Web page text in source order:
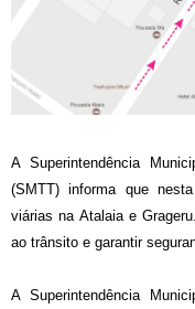
A Superintendência
(SMTT) informa que
viárias na Atalaia e
ao trânsito e garantir
A Superintendência